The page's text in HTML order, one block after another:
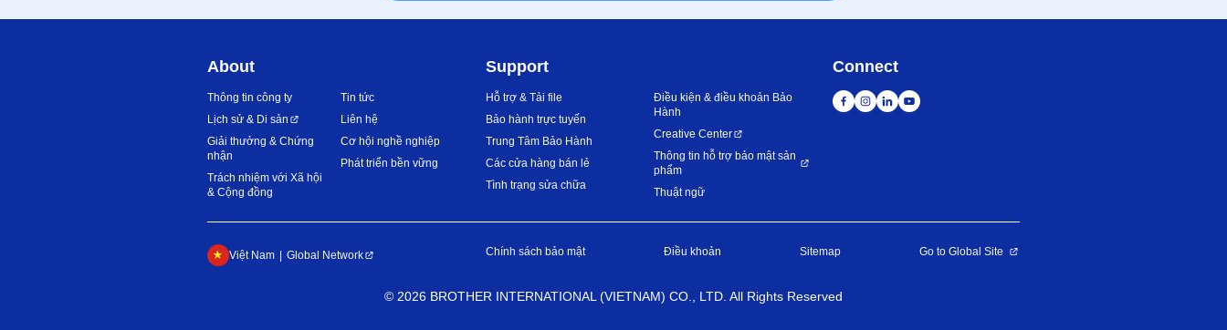
About
Thông tin công ty
Lịch sử & Di sản
Giải thưởng & Chứng
nhận
Trách nhiệm với Xã hội
& Cộng đồng
Tin tức
Liên hệ
Cơ hội nghề nghiệp
Phát triển bền vững
Support
Hỗ trợ & Tải file
Bảo hành trực tuyến
Trung Tâm Bảo Hành
Các cửa hàng bán lẻ
Tình trạng sửa chữa
Điều kiện & điều khoản Bảo
Hành
Creative Center
Thông tin hỗ trợ bảo mật sản
phẩm
Thuật ngữ
Connect
Việt Nam Global Network Chính sách bảo mật Điều khoản Sitemap Go to Global Site
© 2026 BROTHER INTERNATIONAL (VIETNAM) CO., LTD. All Rights Reserved